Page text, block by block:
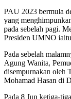
PAU 2023 bermula
yang
pada sebelah pagi.
Presiden UMNO
Pada sebelah
Agung Wanita,
disempurnakan oleh
Mohamad Hasan di
Pada 8 Jun ketiga-